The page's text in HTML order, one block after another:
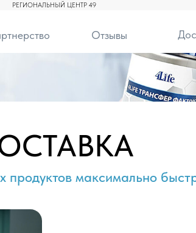
РЕГИОНАЛЬНЫЙ ЦЕНТР 49
Отзывы
продуктов максимально